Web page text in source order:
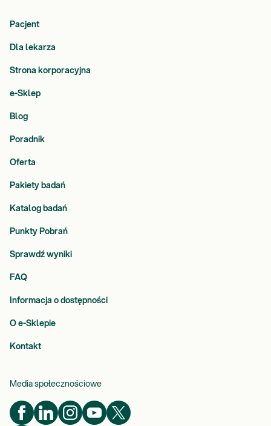
Pacjent
Dla lekarza
Strona korporacyjna
e-Sklep
Blog
Poradnik
Oferta
Pakiety badań
Katalog badań
Punkty Pobrań
Sprawdź wyniki
FAQ
Informacja o dostępności
O e-Sklepie
Kontakt
Media społecznościowe